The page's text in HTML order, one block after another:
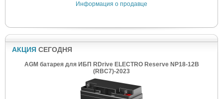
Информация о продавце
АКЦИЯ СЕГОДНЯ
AGM батарея для ИБП RDrive ELECTRO Reserve NP18-12B
(RBC7)-2023